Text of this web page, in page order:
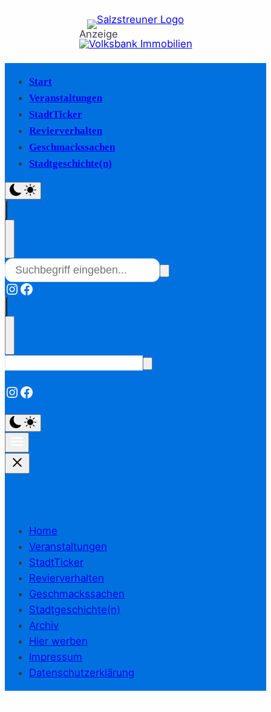
Anzeige
Start
Veranstaltungen
StadtTicker
Revierverhalten
Geschmackssachen
Stadtgeschichte(n)
Instagram
Facebook
Instagram
Facebook
Home
Veranstaltungen
StadtTicker
Revierverhalten
Geschmackssachen
Stadtgeschichte(n)
Archiv
Hier werben
Impressum
Datenschutzerklärung